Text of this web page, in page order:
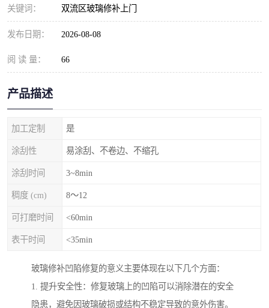
关键词： 双流区玻璃修补上门
发布日期： 2026-08-08
阅 读 量： 66
产品描述
加工定制 是
涂刮性 易涂刮、不卷边、不缩孔
涂刮时间 3~8min
稠度 (cm) 8～12
可打磨时间 <60min
表干时间 <35min
玻璃修补凹陷修复的意义主要体现在以下几个方面：
1. 提升安全性：修复玻璃上的凹陷可以消除潜在的安全
隐患，避免因玻璃破损或结构不稳定导致的意外伤害。